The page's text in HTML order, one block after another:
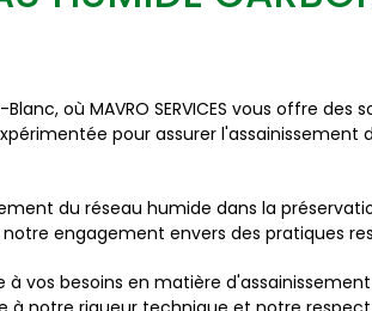
où MAVRO SERVICES vous offre
pour assurer l'assainissement
du réseau humide dans la
engagement envers des pratiques
vos besoins en matière